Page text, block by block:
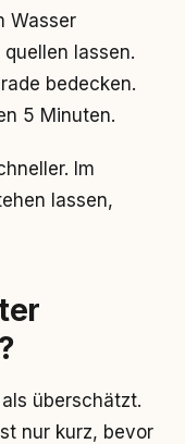
Wasser
lassen.
bedecken.
5 Minuten.
Im
lassen,
?
überschätzt.
nur kurz, bevor